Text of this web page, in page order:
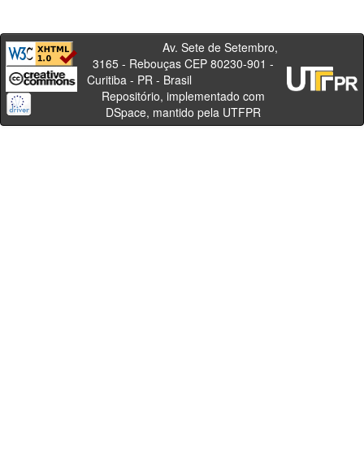
Av. Sete de Setembro,
3165 - Rebouças CEP 80230-901 -
Curitiba - PR - Brasil
Repositório, implementado com
DSpace, mantido pela UTFPR